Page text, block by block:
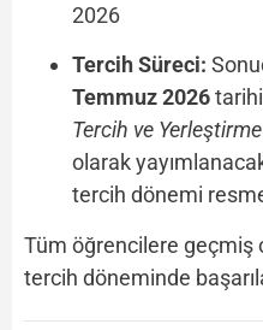
2026
Tercih Süreci:
Temmuz 2026
Tercih ve
olarak
tercih dönemi
Tüm öğrencilere geçmiş
tercih döneminde